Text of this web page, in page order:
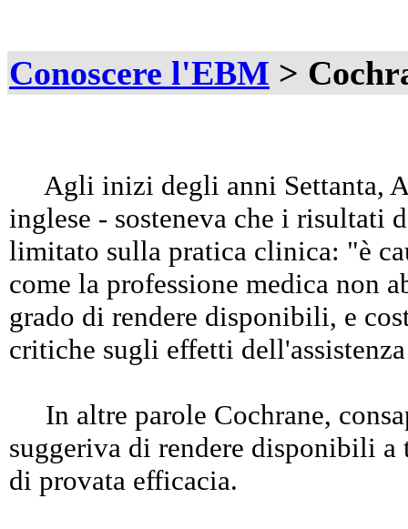
Conoscere l'EBM >
Agli inizi degli anni Settanta,
inglese - sosteneva che i risultati
limitato sulla pratica clinica: "è
come la professione medica non
grado di rendere disponibili, e
critiche sugli effetti
In altre parole Cochrane,
suggeriva di rendere disponibili
di provata efficacia.